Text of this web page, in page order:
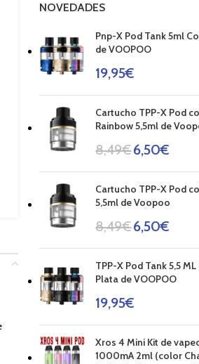
NOVEDADES
Pnp-X Pod Tank 5ml
de VOOPOO
19,95€
Cartucho TPP-X Pod
Rainbow 5,5ml de
8,49€6,50€
Cartucho TPP-X Pod
5,5ml de Voopoo
8,49€6,50€
TPP-X Pod Tank 5,5
Plata de VOOPOO
19,95€
Xros 4 Mini Kit de
1000mA 2ml (color